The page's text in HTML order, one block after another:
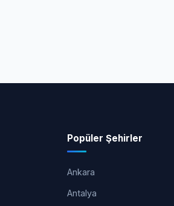
Popüler Şehirler
Ankara
Antalya